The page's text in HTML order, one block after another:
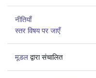
नीतियाँ
स्तर विषय पर जाएँ
मूडलद्वारा संचालित